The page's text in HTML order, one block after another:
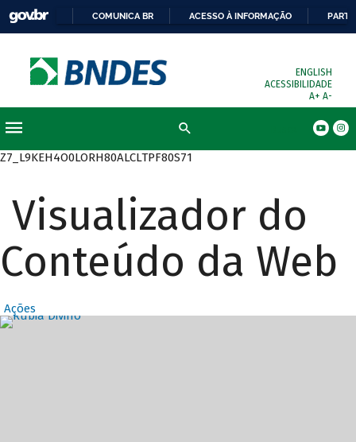
COMUNICA BR ACESSO À INFORMAÇÃO
ENGLISH
ACESSIBILIDADE
A+ A-
Z7_L9KEH4O0LORH80ALCLTPF80S71
Visualizador do
Conteúdo da Web
Ações
Destaques